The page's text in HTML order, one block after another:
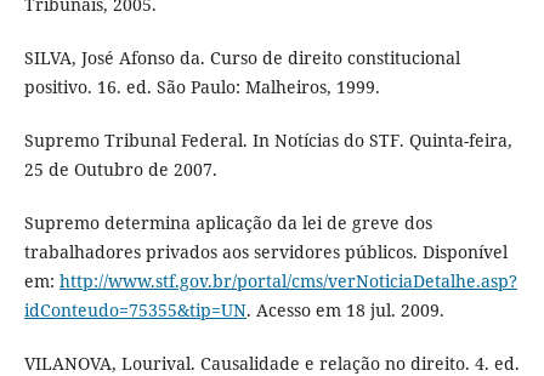
SILVA, José Afonso da. Curso de direito constitucional
positivo. 16. ed. São Paulo: Malheiros, 1999.
Supremo Tribunal Federal. In Notícias do STF. Quinta-feira,
25 de Outubro de 2007.
Supremo determina aplicação da lei de greve dos
trabalhadores privados aos servidores públicos. Disponível
em: http://www.stf.gov.br/portal/cms/verNoticiaDetalhe.asp?
idConteudo=75355&tip=UN. Acesso em 18 jul. 2009.
VILANOVA, Lourival. Causalidade e relação no direito. 4. ed.